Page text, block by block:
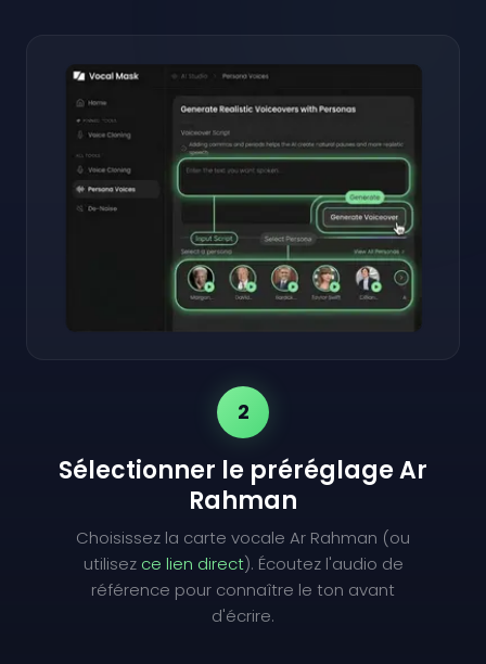
2
Sélectionner le préréglage Ar
Rahman
Choisissez la carte vocale Ar Rahman (ou
utilisez ce lien direct). Écoutez l'audio de
référence pour connaître le ton avant
d'écrire.